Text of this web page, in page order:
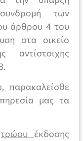
των
άρθρου 4 του
στα οικείο
παρακαλείσθε
μας τα
έκδοσης